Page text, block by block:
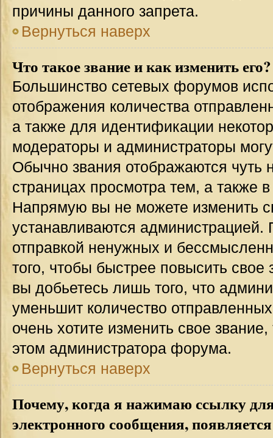
причины данного запрета.
Вернуться наверх
Что такое звание и как изменить его?
Большинство сетевых форумов
отображения количества
а также для идентификации
модераторы и администраторы
Обычно звания отображаются чуть
страницах просмотра тем, а также
Напрямую вы не можете изменить
устанавливаются администрацией.
отправкой ненужных и
того, чтобы быстрее повысить
вы добьетесь лишь того, что
уменьшит количество
очень хотите изменить свое
этом администратора форума.
Вернуться наверх
Почему, когда я нажимаю ссылку
электронного сообщения,